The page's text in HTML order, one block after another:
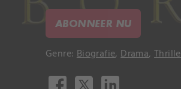
ABONNEER NU
Genre: Biografie,Drama,